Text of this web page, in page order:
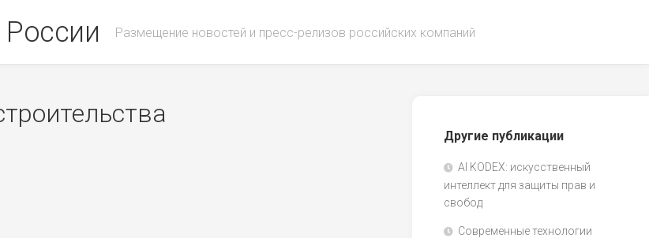
Размещение новостей и пресс-релизов российских компаний
Другие публикации
AI KODEX: искусственный
интеллект для защиты прав и
свобод
Современные технологии